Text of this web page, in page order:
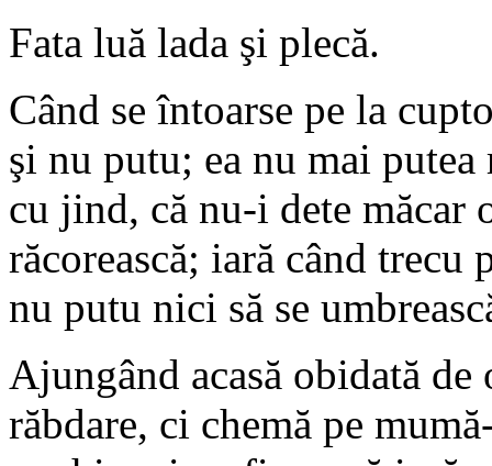
Fata luă lada şi plecă.
Când se întoarse pe la
şi nu putu; ea nu mai
cu jind, că nu-i dete măcar
răcorească; iară când trecu
nu putu nici să se
Ajungând acasă obidată
răbdare, ci chemă pe